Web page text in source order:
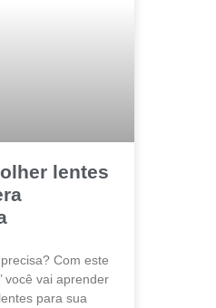
lentes
Com este
você vai aprender
para sua